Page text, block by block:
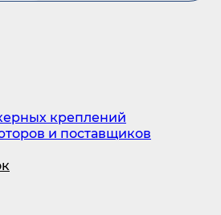
креплений
и поставщиков